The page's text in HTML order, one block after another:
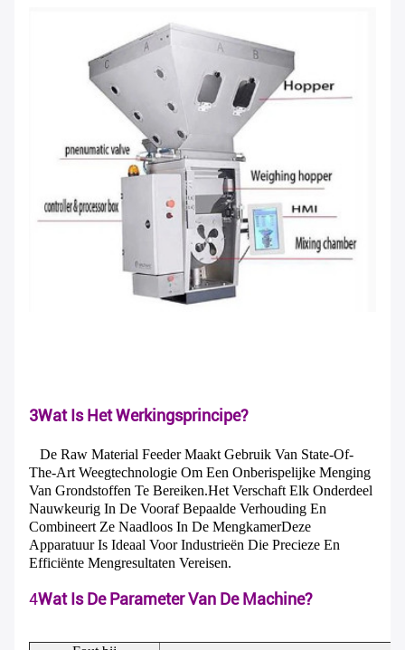
3Wat Is Het Werkingsprincipe?
De Raw Material Feeder Maakt Gebruik Van State-Of-
The-Art Weegtechnologie Om Een Onberispelijke Menging
Van Grondstoffen Te Bereiken.het Verschaft Elk Onderdeel
Nauwkeurig In De Vooraf Bepaalde Verhouding En
Combineert Ze Naadloos In De MengkamerDeze
Apparatuur Is Ideaal Voor Industrieën Die Precieze En
Efficiënte Mengresultaten Vereisen.
4Wat Is De Parameter Van De Machine?